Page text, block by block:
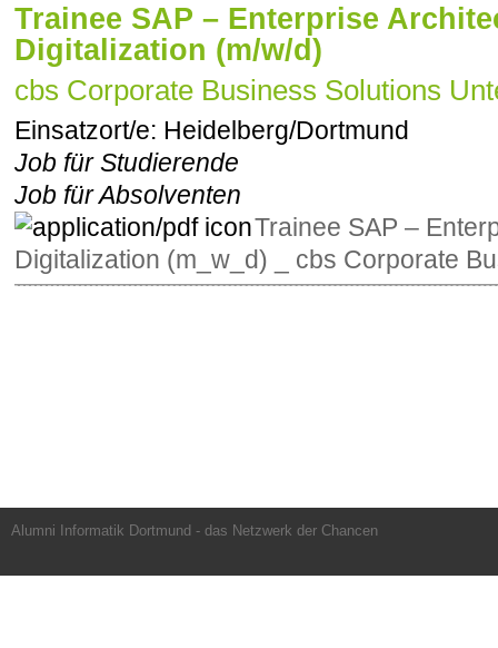
Trainee SAP – Enterprise
Digitalization (m/w/d)
cbs Corporate Business Solutions
Einsatzort/e: Heidelberg/Dortmund
Job für Studierende
Job für Absolventen
Trainee SAP –
Digitalization (m_w_d) _ cbs Corporate
Alumni Informatik Dortmund - das Netzwerk der Chancen